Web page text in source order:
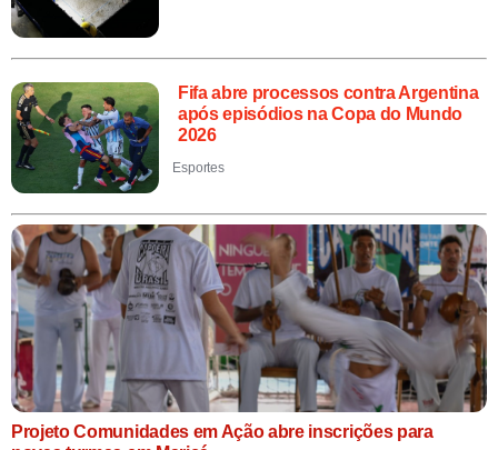
Fifa abre processos contra Argentina
após episódios na Copa do Mundo
2026
Esportes
Projeto Comunidades em Ação abre inscrições para